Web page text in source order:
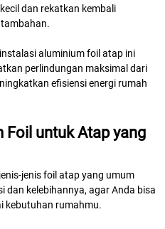
dan rekatkan kembali
aluminium foil atap ini
perlindungan maksimal dari
efisiensi energi rumah
untuk Atap yang
jenis foil atap yang umum
dan kelebihannya, agar Anda bisa
kebutuhan rumahmu.